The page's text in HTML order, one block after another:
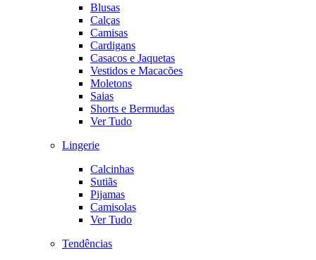
Blusas
Calças
Camisas
Cardigans
Casacos e Jaquetas
Vestidos e Macacões
Moletons
Saias
Shorts e Bermudas
Ver Tudo
Lingerie
Calcinhas
Sutiãs
Pijamas
Camisolas
Ver Tudo
Tendências